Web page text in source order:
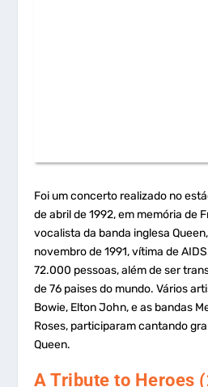
Foi um concerto realizado no
de abril de 1992, em memória de
vocalista da banda inglesa
novembro de 1991, vítima de
72.000 pessoas, além de ser
de 76 paises do mundo. Vários
Bowie, Elton John, e as bandas
Roses, participaram cantando
Queen.
A Tribute to Heroes